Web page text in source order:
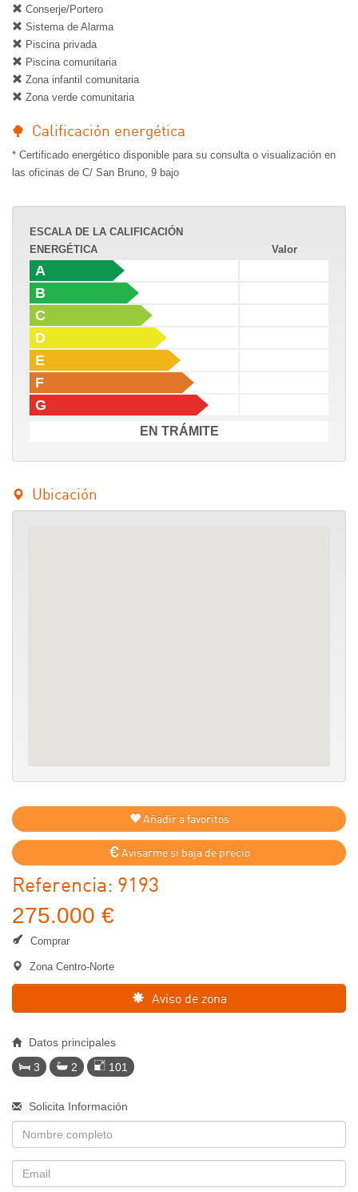
Conserje/Portero
Sistema de Alarma
Piscina privada
Piscina comunitaria
Zona infantil comunitaria
Zona verde comunitaria
Calificación energética
* Certificado energético disponible para su consulta o visualización en
las oficinas de C/ San Bruno, 9 bajo
ESCALA DE LA CALIFICACIÓN
ENERGÉTICA
Valor
A
B
C
D
E
F
G
EN TRÁMITE
Ubicación
Añadir a favoritos
Avisarme si baja de precio
Referencia: 9193
275.000 €
Comprar
Zona Centro-Norte
Aviso de zona
Datos principales
3
2 101
Solicita Información
Nombre
Email